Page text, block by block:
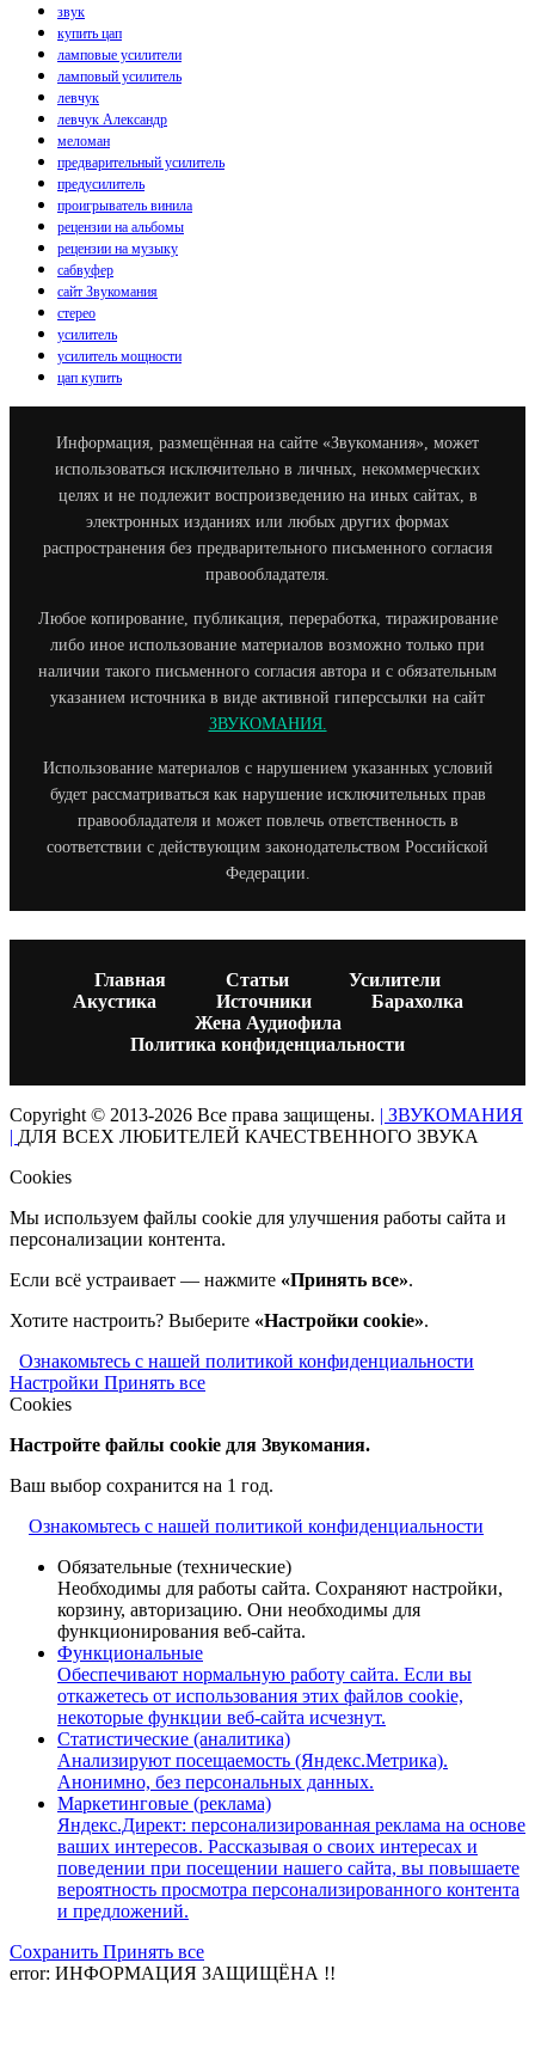
звук
купить цап
ламповые усилители
ламповый усилитель
левчук
левчук Александр
меломан
предварительный усилитель
предусилитель
проигрыватель винила
рецензии на альбомы
рецензии на музыку
сабвуфер
сайт Звукомания
стерео
усилитель
усилитель мощности
цап купить
Информация, размещённая на сайте «Звукомания», может
использоваться исключительно в личных, некоммерческих
целях и не подлежит воспроизведению на иных сайтах, в
электронных изданиях или любых других формах
распространения без предварительного письменного согласия
правообладателя.
Любое копирование, публикация, переработка, тиражирование
либо иное использование материалов возможно только при
наличии такого письменного согласия автора и с обязательным
указанием источника в виде активной гиперссылки на сайт
ЗВУКОМАНИЯ.
Использование материалов с нарушением указанных условий
будет рассматриваться как нарушение исключительных прав
правообладателя и может повлечь ответственность в
соответствии с действующим законодательством Российской
Федерации.
Главная Статьи
Усилители
Акустика
Источники
Барахолка
Жена Аудиофила
Политика конфиденциальности
Copyright © 2013-2026 Все права защищены. | ЗВУКОМАНИЯ
| ДЛЯ ВСЕХ ЛЮБИТЕЛЕЙ КАЧЕСТВЕННОГО ЗВУКА
Cookies
Мы используем файлы cookie для улучшения работы сайта и
персонализации контента.
Если всё устраивает — нажмите «Принять все».
Хотите настроить? Выберите «Настройки cookie».
Ознакомьтесь с нашей политикой конфиденциальности
Настройки Принять все
Cookies
Настройте файлы cookie для Звукомания.
Ваш выбор сохранится на 1 год.
Ознакомьтесь с нашей политикой конфиденциальности
Обязательные (технические)
Необходимы для работы сайта. Сохраняют настройки,
корзину, авторизацию. Они необходимы для
функционирования веб-сайта.
Функциональные
Обеспечивают нормальную работу сайта. Если вы
откажетесь от использования этих файлов cookie,
некоторые функции веб-сайта исчезнут.
Статистические (аналитика)
Анализируют посещаемость (Яндекс.Метрика).
Анонимно, без персональных данных.
Маркетинговые (реклама)
Яндекс.Директ: персонализированная реклама на основе
ваших интересов. Рассказывая о своих интересах и
поведении при посещении нашего сайта, вы повышаете
вероятность просмотра персонализированного контента
и предложений.
Сохранить Принять все
error: ИНФОРМАЦИЯ ЗАЩИЩЁНА !!